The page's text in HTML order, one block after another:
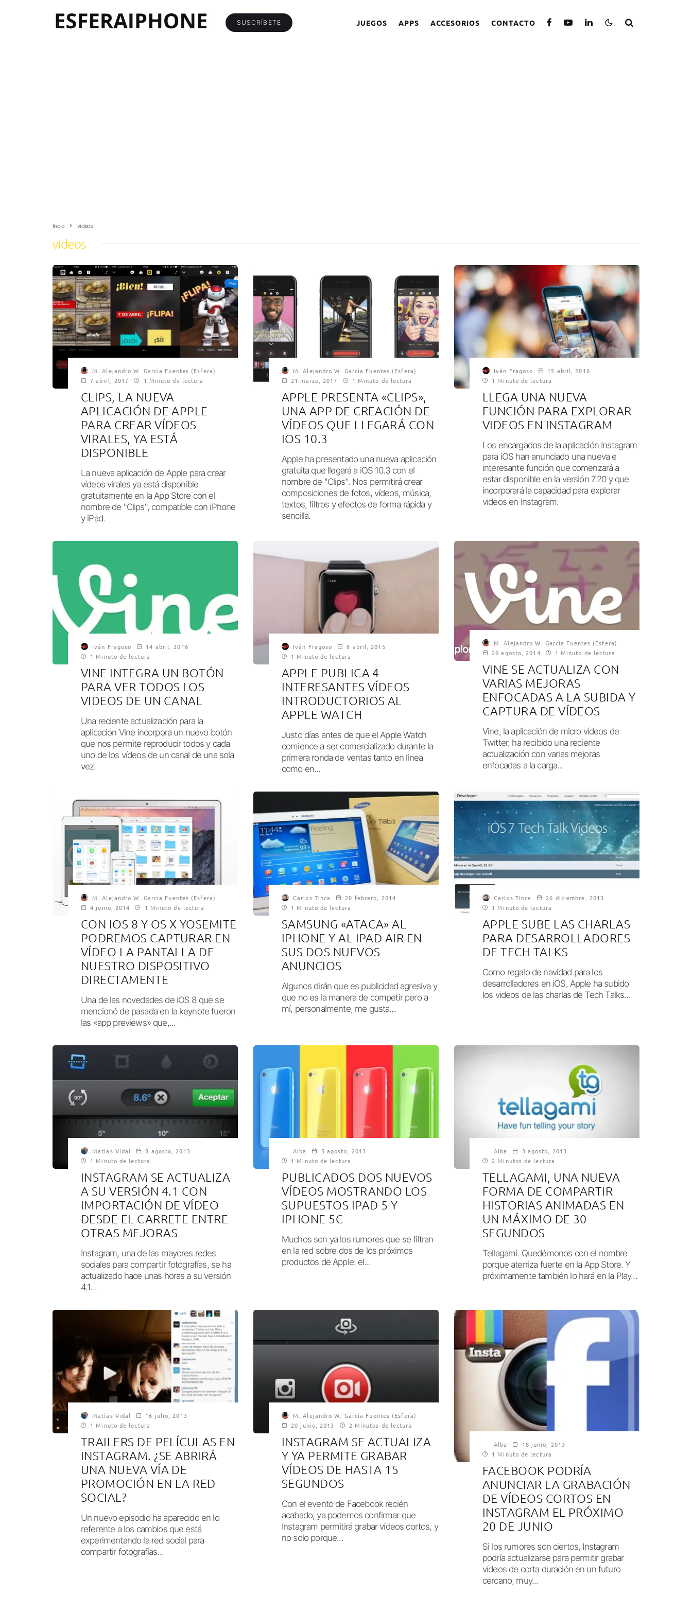
SUSCRÍBETE JUEGOS APPS ACCESORIOS CONTACTO
Inicio videos
videos
M. Alejandro W. García Fuentes (Esfera)
7 abril, 2017
1 Minuto de lectura
CLIPS, LA NUEVA
APLICACIÓN DE APPLE
PARA CREAR VÍDEOS
VIRALES, YA ESTÁ
DISPONIBLE
La nueva aplicación de Apple para crear
vídeos virales ya está disponible
gratuitamente en la App Store con el
nombre de "Clips", compatible con iPhone
y iPad.
M. Alejandro W. García Fuentes (Esfera)
21 marzo, 2017
1 Minuto de lectura
APPLE PRESENTA «CLIPS»,
UNA APP DE CREACIÓN DE
VÍDEOS QUE LLEGARÁ CON
IOS 10.3
Apple ha presentado una nueva aplicación
gratuita que llegará a iOS 10.3 con el
nombre de "Clips". Nos permitirá crear
composiciones de fotos, vídeos, música,
textos, filtros y efectos de forma rápida y
sencilla.
Iván Fragoso
15 abril, 2016
1 Minuto de lectura
LLEGA UNA NUEVA
FUNCIÓN PARA EXPLORAR
VIDEOS EN INSTAGRAM
Los encargados de la aplicación Instagram
para iOS han anunciado una nueva e
interesante función que comenzará a
estar disponible en la versión 7.20 y que
incorporará la capacidad para explorar
videos en Instagram.
Iván Fragoso
14 abril, 2016
1 Minuto de lectura
VINE INTEGRA UN BOTÓN
PARA VER TODOS LOS
VIDEOS DE UN CANAL
Una reciente actualización para la
aplicación Vine incorpora un nuevo botón
que nos permite reproducir todos y cada
uno de los vídeos de un canal de una sola
vez.
Iván Fragoso
6 abril, 2015
1 Minuto de lectura
APPLE PUBLICA 4
INTERESANTES VÍDEOS
INTRODUCTORIOS AL
APPLE WATCH
Justo días antes de que el Apple Watch
comience a ser comercializado durante la
primera ronda de ventas tanto en línea
como en...
M. Alejandro W. García Fuentes (Esfera)
26 agosto, 2014
1 Minuto de lectura
VINE SE ACTUALIZA CON
VARIAS MEJORAS
ENFOCADAS A LA SUBIDA Y
CAPTURA DE VÍDEOS
Vine, la aplicación de micro vídeos de
Twitter, ha recibido una reciente
actualización con varias mejoras
enfocadas a la carga...
M. Alejandro W. García Fuentes (Esfera)
4 junio, 2014
1 Minuto de lectura
CON IOS 8 Y OS X YOSEMITE
PODREMOS CAPTURAR EN
VÍDEO LA PANTALLA DE
NUESTRO DISPOSITIVO
DIRECTAMENTE
Una de las novedades de iOS 8 que se
mencionó de pasada en la keynote fueron
las «app previews» que,...
Carlos Tinca
20 febrero, 2014
1 Minuto de lectura
SAMSUNG «ATACA» AL
IPHONE Y AL IPAD AIR EN
SUS DOS NUEVOS
ANUNCIOS
Algunos dirán que es publicidad agresiva y
que no es la manera de competir pero a
mí, personalmente, me gusta...
Carlos Tinca
26 diciembre, 2013
1 Minuto de lectura
APPLE SUBE LAS CHARLAS
PARA DESARROLLADORES
DE TECH TALKS
Como regalo de navidad para los
desarrolladores en iOS, Apple ha subido
los videos de las charlas de Tech Talks...
Matías Vidal
8 agosto, 2013
1 Minuto de lectura
INSTAGRAM SE ACTUALIZA
A SU VERSIÓN 4.1 CON
IMPORTACIÓN DE VÍDEO
DESDE EL CARRETE ENTRE
OTRAS MEJORAS
Instagram, una de las mayores redes
sociales para compartir fotografías, se ha
actualizado hace unas horas a su versión
4.1...
Alba
5 agosto, 2013
1 Minuto de lectura
PUBLICADOS DOS NUEVOS
VÍDEOS MOSTRANDO LOS
SUPUESTOS IPAD 5 Y
IPHONE 5C
Muchos son ya los rumores que se filtran
en la red sobre dos de los próximos
productos de Apple: el...
Alba
3 agosto, 2013
2 Minutos de lectura
TELLAGAMI, UNA NUEVA
FORMA DE COMPARTIR
HISTORIAS ANIMADAS EN
UN MÁXIMO DE 30
SEGUNDOS
Tellagami. Quedémonos con el nombre
porque aterriza fuerte en la App Store. Y
próximamente también lo hará en la Play...
Matías Vidal
16 julio, 2013
1 Minuto de lectura
TRAILERS DE PELÍCULAS EN
INSTAGRAM. ¿SE ABRIRÁ
UNA NUEVA VÍA DE
PROMOCIÓN EN LA RED
SOCIAL?
Un nuevo episodio ha aparecido en lo
referente a los cambios que está
experimentando la red social para
compartir fotografías...
M. Alejandro W. García Fuentes (Esfera)
20 junio, 2013
2 Minutos de lectura
INSTAGRAM SE ACTUALIZA
Y YA PERMITE GRABAR
VÍDEOS DE HASTA 15
SEGUNDOS
Con el evento de Facebook recién
acabado, ya podemos confirmar que
Instagram permitirá grabar vídeos cortos, y
no solo porque...
Alba
18 junio, 2013
1 Minuto de lectura
FACEBOOK PODRÍA
ANUNCIAR LA GRABACIÓN
DE VÍDEOS CORTOS EN
INSTAGRAM EL PRÓXIMO
20 DE JUNIO
Si los rumores son ciertos, Instagram
podría actualizarse para permitir grabar
vídeos de corta duración en un futuro
cercano, muy...